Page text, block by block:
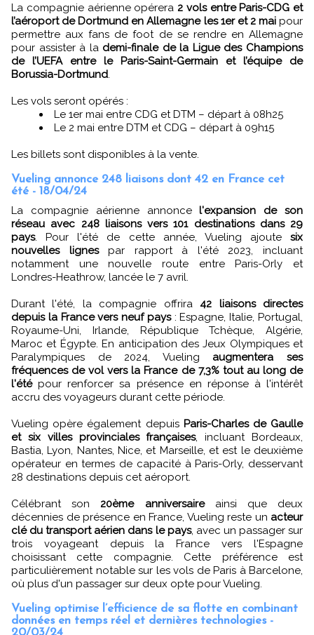
La compagnie aérienne opérera 2 vols entre Paris-CDG et
l’aéroport de Dortmund en Allemagne les 1er et 2 maipour
permettre aux fans de foot de se rendre en Allemagne
pour assister à la demi-finale de la Ligue des Champions
de l’UEFA entre le Paris-Saint-Germain et l’équipe de
Borussia-Dortmund
Les vols seront opérés :
Le 1er mai entre CDG et DTM – départ à 08h25
Le 2 mai entre DTM et CDG – départ à 09h15
Les billets sont disponibles à la vente.
Vueling annonce 248 liaisons dont 42 en France cet
été - 18/04/24
La compagnie aérienne annonce l'expansion de son
réseau avec 248 liaisons vers 101 destinations dans 29
pays. Pour l'été de cette année, Vueling ajoute six
nouvelles lignespar rapport à l'été 2023, incluant
notamment une nouvelle route entre Paris-Orly et
Londres-Heathrow, lancée le 7 avril.
Durant l'été, la compagnie offrira42 liaisons directes
depuis la France vers neuf pays : Espagne, Italie, Portugal,
Royaume-Uni, Irlande, République Tchèque, Algérie,
Maroc et Égypte. En anticipation des Jeux Olympiques et
Paralympiques de 2024, Vueling augmentera ses
fréquences de vol vers la France de 7,3% tout au long de
l'étépour renforcer sa présence en réponse à l'intérêt
accru des voyageurs durant cette période.
Vueling opère également depuis Paris-Charles de Gaulle
et six villes provinciales françaises, incluant Bordeaux,
Bastia, Lyon, Nantes, Nice, et Marseille, et est le deuxième
opérateur en termes de capacité à Paris-Orly, desservant
28 destinations depuis cet aéroport.
Célébrant son 20ème anniversaireainsi que deux
décennies de présence en France, Vueling reste un acteur
clé du transport aérien dans le pays, avec un passager sur
trois voyageant depuis la France vers l'Espagne
choisissant cette compagnie. Cette préférence est
particulièrement notable sur les vols de Paris à Barcelone,
où plus d'un passager sur deux opte pour Vueling.
Vueling optimise l’efficience de sa flotte en combinant
données en temps réel et dernières technologies -
20/03/24